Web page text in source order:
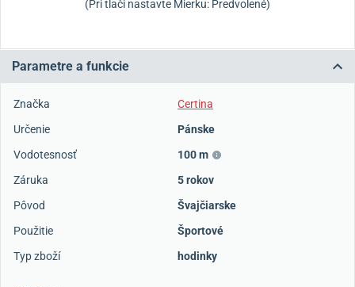
(Pri tlači nastavte Mierku: Predvolené)
Parametre a funkcie
Značka
Certina
Určenie
Pánske
Vodotesnosť
100 m
Záruka
5 rokov
Pôvod
Švajčiarske
Použitie
Športové
Typ zboží
hodinky